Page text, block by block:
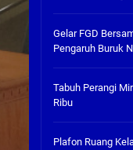
Gelar FGD
Pengaruh Buruk
Tabuh Perangi
Ribu
Plafon Ruang